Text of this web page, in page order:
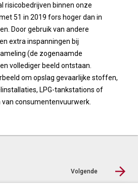
risicobedrijven binnen onze
51 in 2019 fors hoger dan in
Door gebruik van andere
extra inspanningen bij
(de zogenaamde
vollediger beeld ontstaan.
om opslag gevaarlijke stoffen,
LPG-tankstations of
consumentenvuurwerk.
Volgende